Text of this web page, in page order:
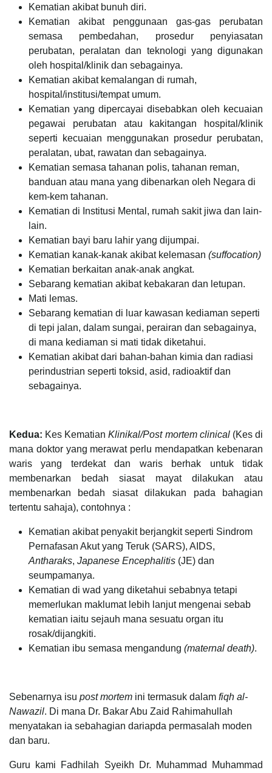
Kematian akibat bunuh diri.
Kematian akibat penggunaan gas-gas perubatan
semasa pembedahan, prosedur penyiasatan
perubatan, peralatan dan teknologi yang digunakan
oleh hospital/klinik dan sebagainya.
Kematian akibat kemalangan di rumah,
hospital/institusi/tempat umum.
Kematian yang dipercayai disebabkan oleh kecuaian
pegawai perubatan atau kakitangan hospital/klinik
seperti kecuaian menggunakan prosedur perubatan,
peralatan, ubat, rawatan dan sebagainya.
Kematian semasa tahanan polis, tahanan reman,
banduan atau mana yang dibenarkan oleh Negara di
kem-kem tahanan.
Kematian di Institusi Mental, rumah sakit jiwa dan lain-
lain.
Kematian bayi baru lahir yang dijumpai.
Kematian kanak-kanak akibat kelemasan (suffocation)
Kematian berkaitan anak-anak angkat.
Sebarang kematian akibat kebakaran dan letupan.
Mati lemas.
Sebarang kematian di luar kawasan kediaman seperti
di tepi jalan, dalam sungai, perairan dan sebagainya,
di mana kediaman si mati tidak diketahui.
Kematian akibat dari bahan-bahan kimia dan radiasi
perindustrian seperti toksid, asid, radioaktif dan
sebagainya.
Kedua: Kes KematianKlinikal/Post mortem clinical(Kes di
mana doktor yang merawat perlu mendapatkan kebenaran
waris yang terdekat dan waris berhak untuk tidak
membenarkan bedah siasat mayat dilakukan atau
membenarkan bedah siasat dilakukan pada bahagian
tertentu sahaja), contohnya :
Kematian akibat penyakit berjangkit seperti Sindrom
Pernafasan Akut yang Teruk (SARS), AIDS,
Antharaks, Japanese Encephalitis (JE) dan
seumpamanya.
Kematian di wad yang diketahui sebabnya tetapi
memerlukan maklumat lebih lanjut mengenai sebab
kematian iaitu sejauh mana sesuatu organ itu
rosak/dijangkiti.
Kematian ibu semasa mengandung (maternal death).
Sebenarnya isu post mortem ini termasuk dalam fiqh al-
Nawazil. Di mana Dr. Bakar Abu Zaid Rahimahullah
menyatakan ia sebahagian dariapda permasalah moden
dan baru.
Guru kami Fadhilah Syeikh Dr. Muhammad Muhammad